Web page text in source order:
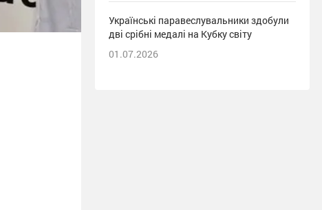
Українські паравеслувальники здобули
дві срібні медалі на Кубку світу
01.07.2026